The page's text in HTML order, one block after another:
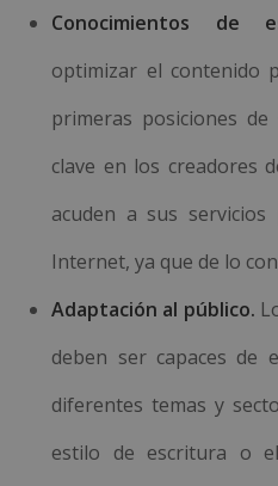
Conocimientos de
optimizar el contenido
primeras posiciones
clave en los creadores
acuden a sus
Internet, ya que de lo
Adaptación al público.
deben ser capaces de
diferentes temas y
estilo de escritura o